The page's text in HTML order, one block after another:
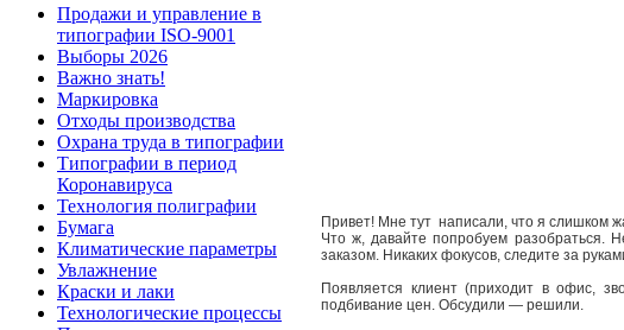
Продажи и управление в
типографии ISO-9001
Выборы 2026
Важно знать!
Маркировка
Отходы производства
Охрана труда в типографии
Типографии в период
Коронавируса
Технология полиграфии
Бумага
Климатические параметры
Увлажнение
Краски и лаки
Технологические процессы
Привет! Мне тут написали, что я слишком
Что ж, давайте попробуем разобраться.
заказом. Никаких фокусов, следите за
Появляется клиент (приходит в офис,
подбивание цен. Обсудили — решили.